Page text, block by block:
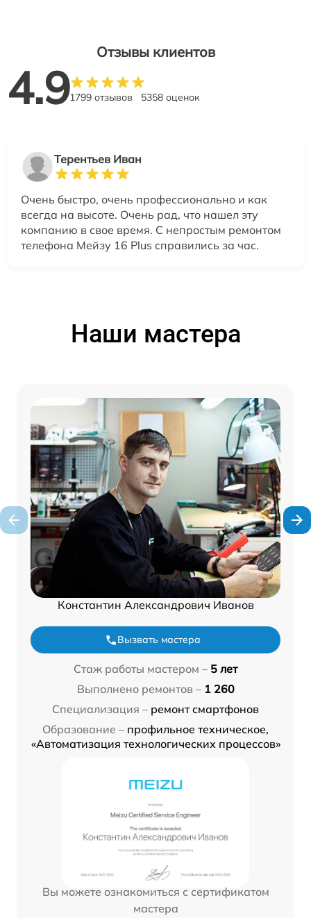
Отзывы клиентов
4.91799 отзывов 5358 оценок
Терентьев Иван
Очень быстро, очень профессионально и как
всегда на высоте. Очень рад, что нашел эту
компанию в свое время. С непростым ремонтом
телефона Мейзу 16 Plus справились за час.
Наши мастера
Константин Александрович Иванов
Вызвать мастера
Стаж работы мастером – 5 лет
Выполнено ремонтов – 1 260
Специализация – ремонт смартфонов
Образование – профильное техническое,
«Автоматизация технологических процессов»
Вы можете ознакомиться с сертификатом
мастера